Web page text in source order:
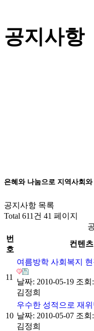
공지사항
은혜와 나눔으로 지역사회
공지사항 목록
Total 611건 41 페이지
번
호
컨텐츠
11
여름방학 사회복지
날짜: 2010-05-19 조회
김정희
10
우수한 성적으로 재
날짜: 2010-05-07 조회
김정희